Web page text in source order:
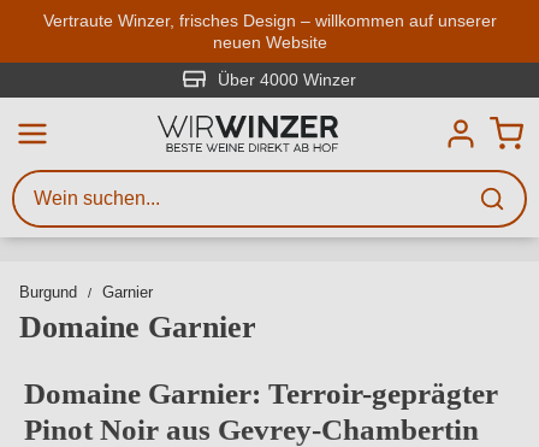
Zum Hauptinhalt springen
Vertraute Winzer, frisches Design – willkommen auf unserer
neuen Website
Über 4000 Winzer
Burgund Garnier
Domaine Garnier
Domaine Garnier: Terroir-geprägter
Pinot Noir aus Gevrey-Chambertin
Weinsuche
Mindestens 3 Zeichen eingeben
Beschreiben Sie, welchen Wein
Sie suchen – ob nach Geschmack,